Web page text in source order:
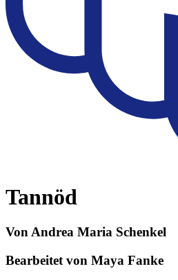
Tannöd
Von Andrea Maria Schenkel
Bearbeitet von Maya Fanke